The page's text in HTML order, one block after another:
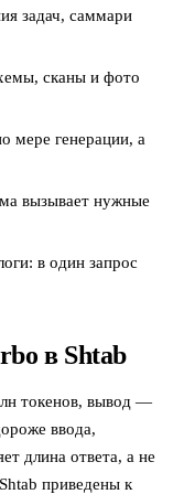
задач, саммари
сканы и фото
мере генерации, а
вызывает нужные
в один запрос
в Shtab
токенов, вывод —
ввода,
длина ответа, а не
приведены к